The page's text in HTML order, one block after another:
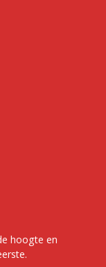
hoogte en